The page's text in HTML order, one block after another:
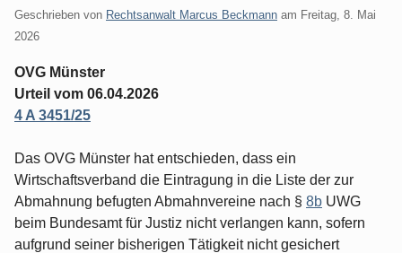
Geschrieben von Rechtsanwalt Marcus Beckmann am Freitag, 8. Mai
2026
OVG Münster
Urteil vom 06.04.2026
4 A 3451/25
Das OVG Münster hat entschieden, dass ein
Wirtschaftsverband die Eintragung in die Liste der zur
Abmahnung befugten Abmahnvereine nach § 8b UWG
beim Bundesamt für Justiz nicht verlangen kann, sofern
aufgrund seiner bisherigen Tätigkeit nicht gesichert